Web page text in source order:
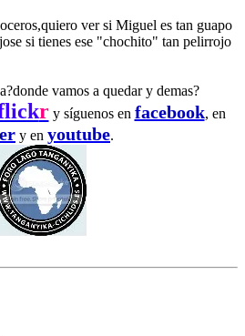
ver si Miguel es tan guapo
si tienes ese "chochito" tan pelirrojo
vamos a quedar y demas?
ry síguenos en facebook, en
y en youtube.